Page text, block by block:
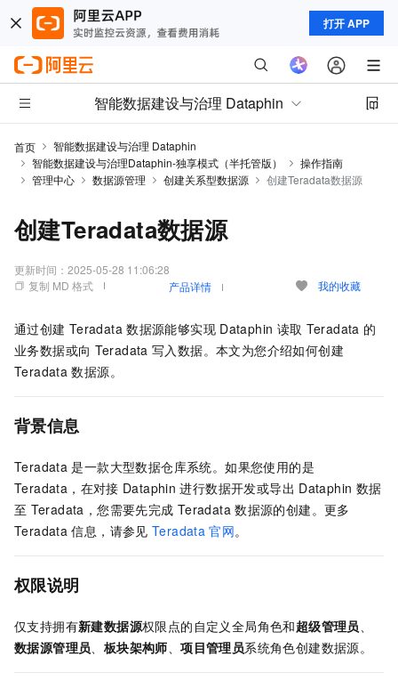
打开 APP
智能数据建设与治理 Dataphin
首页
智能数据建设与治理 Dataphin
智能数据建设与治理Dataphin-独享模式（半托管版）
操作指南
管理中心
数据源管理 创建关系型数据源 创建Teradata数据源
创建Teradata数据源
更新时间： 2025-05-28 11:06:28
复制 MD 格式
产品详情 我的收藏
通过创建 Teradata 数据源能够实现 Dataphin 读取 Teradata 的
业务数据或向 Teradata 写入数据。本文为您介绍如何创建
Teradata 数据源。
背景信息
Teradata 是一款大型数据仓库系统。如果您使用的是
Teradata，在对接 Dataphin 进行数据开发或导出 Dataphin 数据
至 Teradata，您需要先完成 Teradata 数据源的创建。更多
Teradata 信息，请参见 Teradata 官网。
权限说明
仅支持拥有新建数据源权限点的自定义全局角色和超级管理员、
数据源管理员、 板块架构师、项目管理员系统角色创建数据源。